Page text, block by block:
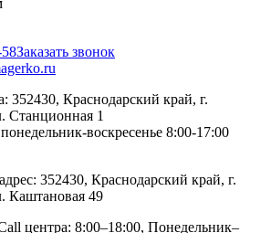
Заказать звонок
352430, Краснодарский край, г.
Станционная 1
воскресенье 8:00-17:00
352430, Краснодарский край, г.
Каштановая 49
центра: 8:00–18:00, Понедельник–